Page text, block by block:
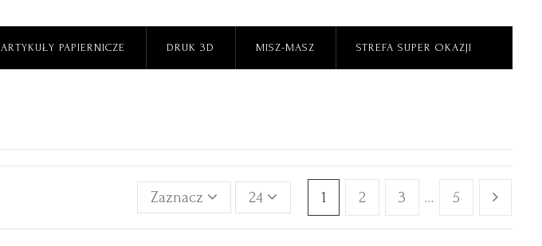
ARTYKUŁY PAPIERNICZE DRUK 3D MISZ-MASZ STREFA SUPER OKAZJI
Zaznacz 24 1 2 3 … 5